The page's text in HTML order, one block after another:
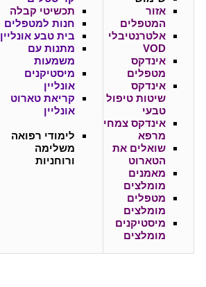
אזור
המטפלים
אלטרנטיבלי
VOD
אינדקס
מטפלים
אינדקס
שיטות טיפול
טבעי
אינדקס צמחי
מרפא
שואלים את
הטארוט
מאמנים
מומלצים
מטפלים
מומלצים
מיסטיקנים
מומלצים
תכשיטי קבלה
חנות למטפלים
בית טבע אונליין
מתנות עם
משמעות
מיסטיקנים
אונליין
קריאת טארוט
אונליין
לימודי רפואה
משלימה
ורוחניות